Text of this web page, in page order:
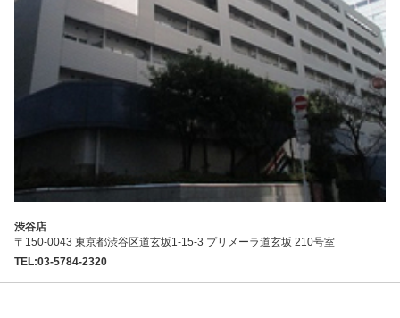
渋谷店
〒150-0043 東京都渋谷区道玄坂1-15-3 プリメーラ道玄坂 210号室
TEL:03-5784-2320